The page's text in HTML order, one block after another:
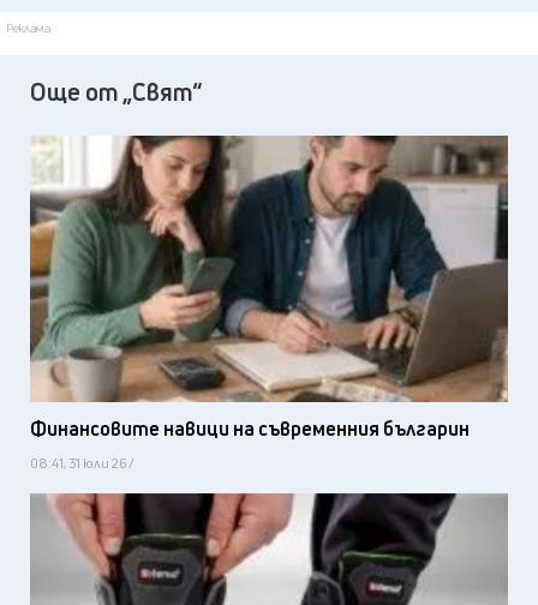
Реклама
Още от „Свят“
Финансовите навици на съвременния българин
08:41, 31 юли 26 /